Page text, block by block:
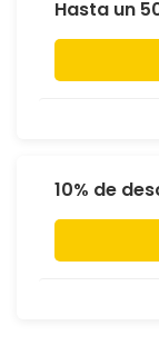
Hasta un
10% de